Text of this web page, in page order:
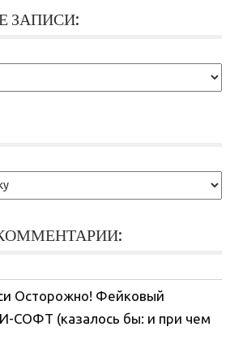
ЗАПИСИ:
Осторожно! Фейковый
СОФТ (казалось бы: и при чем